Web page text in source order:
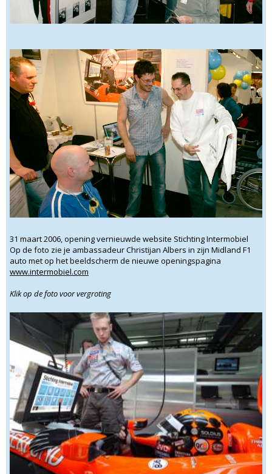
31 maart 2006, opening vernieuwde website Stichting Intermobiel
Op de foto zie je ambassadeur Christijan Albers in zijn Midland F1
auto met op het beeldscherm de nieuwe openingspagina
www.intermobiel.com
Klik op de foto voor vergroting